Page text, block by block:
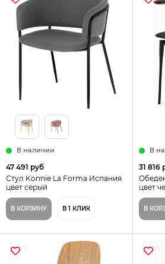
В наличии
47 491 руб
Стул Konnie La Forma Испания
цвет серый
В КОРЗИНУ В 1 КЛИК
В
31 816
цвет
В